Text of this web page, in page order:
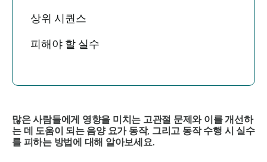
상위 시퀀스
피해야 할 실수
많은 사람들에게 영향을 미치는 고관절 문제와 이를 개선하
는 데 도움이 되는 음양 요가 동작, 그리고 동작 수행 시 실수
를 피하는 방법에 대해 알아보세요.